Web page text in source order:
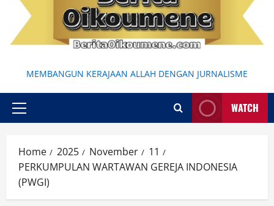
MEMBANGUN KERAJAAN ALLAH DENGAN JURNALISME
Primary
WATCH
Home 2025 November
11
PERKUMPULAN WARTAWAN GEREJA INDONESIA
(PWGI)